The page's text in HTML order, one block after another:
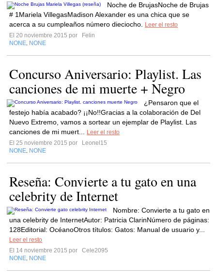
Noche de BrujasNoche de Brujas
# 1Mariela VillegasMadison Alexander es una chica que se
acerca a su cumpleaños número dieciocho.
Leer el resto
El 20 noviembre 2015 por
Felin
NONE NONE
Concurso Aniversario: Playlist. Las
canciones de mi muerte + Negro
¿Pensaron que el
festejo había acabado? ¡¡No!!Gracias a la colaboración de Del
Nuevo Extremo, vamos a sortear un ejemplar de Playlist. Las
canciones de mi muert...
Leer el resto
El 25 noviembre 2015 por
Leonel15
NONE NONE
Reseña: Convierte a tu gato en una
celebrity de Internet
Nombre: Convierte a tu gato en
una celebrity de InternetAutor: Patricia ClarinNúmero de páginas:
128Editorial: OcéanoOtros títulos: Gatos: Manual de usuario y...
Leer el resto
El 14 noviembre 2015 por
Cele2095
NONE NONE